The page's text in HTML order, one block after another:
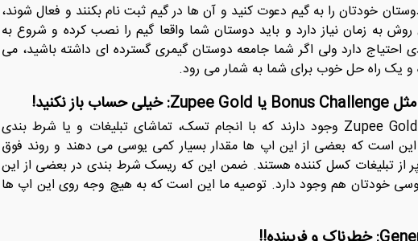
خودتان را به گیم دعوت کنید و آن ها در گیم ثبت ‌نام بکنند و فعال شوند،
به زمان نیاز دارد و باید دوستان شما واقعا گیم را نصب کرده و شروع به
احتیاج دارد ولی اگر شما جامعه دوستان گیمری گسترده ‌ای داشته باشید، می
و یک راه حل خوب برای شما به شمار می رود.
چندین اپلیکیشن مثل Bonus Challenge یا Zupee Gold وجود دارند که با انجام تسک، تماشای تبلیغات و یا شرط ‌بندی
این است که بعضی از این اپ ‌ها مقدار بسیار کمی یوسی می‌ دهند و روند فوق
پر از تبلیغات کسل کننده هستند. ضمن این که ریسک شرط ‌بندی در بعضی از این
خودتان هم وجود دارد. توصیه ما این است که به هیچ وجه روی این اپ ها